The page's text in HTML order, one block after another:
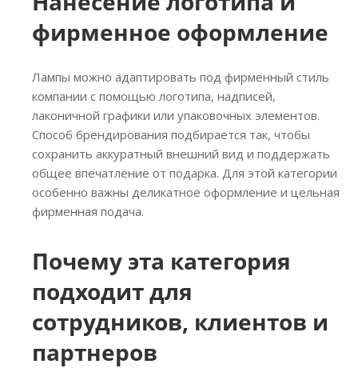
фирменное оформление
Лампы можно адаптировать под фирменный стиль
компании с помощью логотипа, надписей,
лаконичной графики или упаковочных элементов.
Способ брендирования подбирается так, чтобы
сохранить аккуратный внешний вид и поддержать
общее впечатление от подарка. Для этой категории
особенно важны деликатное оформление и цельная
фирменная подача.
Почему эта категория
подходит для
сотрудников, клиентов и
партнеров